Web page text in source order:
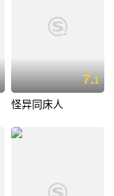
7.1
怪异同床人